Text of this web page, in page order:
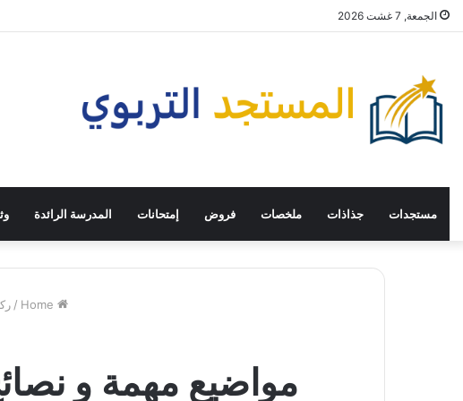
الجمعة, 7 غشت 2026
مستجدات جذاذات ملخصات فروض إمتحانات المدرسة الرائدة
/
مواضيع مهمة و نصائح